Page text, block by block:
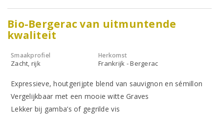
Bio-Bergerac van uitmuntende
kwaliteit
Smaakprofiel
Zacht, rijk
Herkomst
Frankrijk - Bergerac
Expressieve, houtgerijpte blend van sauvignon en sémillon
Vergelijkbaar met een mooie witte Graves
Lekker bij gamba’s of gegrilde vis